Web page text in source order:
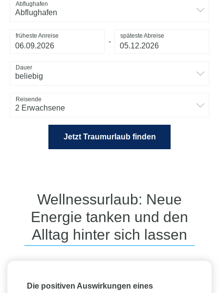
Abflughafen
Abflughafen
früheste Anreise
-
späteste Abreise
Dauer
beliebig
Reisende
2 Erwachsene
Jetzt Traumurlaub finden
Wellnessurlaub: Neue
Energie tanken und den
Alltag hinter sich lassen
Die positiven Auswirkungen eines